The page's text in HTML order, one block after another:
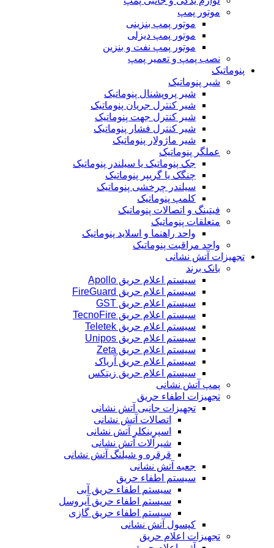
موتور پمپ
موتور پمپ بنزینی
موتور پمپ دیزلی
موتور پمپ نفت و بنزین
نصب پمپ و تعمیر پمپ
پنوماتیک
شیر پنوماتیک
شیر پروپشنال پنوماتیک
شیر کنترل جریان پنوماتیک
شیر کنترل جهت پنوماتیک
شیر کنترل فشار پنوماتیک
شیر ماژولار پنوماتیک
عملگر پنوماتیک
جک پنوماتیک یا سیلندر پنوماتیک
چنگک یا گریپر پنوماتیک
سیلندر چرخشی پنوماتیک
کلمپ پنوماتیک
فیتینگ و اتصالات پنوماتیک
متعلقات پنوماتیک
واحد راهنما و اسلاید پنوماتیک
واحد مراقبت پنوماتیک
تجهیزات آتش نشانی
بانک برند
سیستم اعلام حریق Apollo
سیستم اعلام حریق FireGuard
سیستم اعلام حریق GST
سیستم اعلام حریق TecnoFire
سیستم اعلام حریق Teletek
سیستم اعلام حریق Unipos
سیستم اعلام حریق Zeta
سیستم اعلام حریق آریاک
سیستم اعلام حریق زیتکس
پمپ آتش نشانی
تجهیزات اطفاء حریق
تجهیزات جانبی آتش نشانی
اتصالات آتش نشانی
اسپرینکلر آتش نشانی
شیرآلات آتش نشانی
قرقره و شیلنگ آتش نشانی
جعبه آتش نشانی
سیستم اطفاء حریق
سیستم اطفاء حریق آبی
سیستم اطفاء حریق آیروسل
سیستم اطفاء حریق گازی
کپسول آتش نشانی
تجهیزات اعلام حریق